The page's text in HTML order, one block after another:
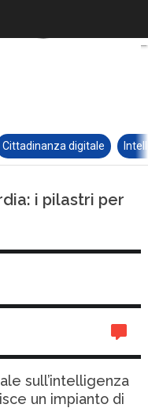
Cittadinanza digitale
i pilastri per
sull’intelligenza
un impianto di